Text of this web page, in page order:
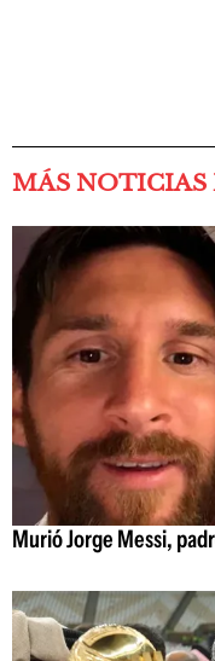
MÁS NOTICIAS
Murió Jorge Messi,